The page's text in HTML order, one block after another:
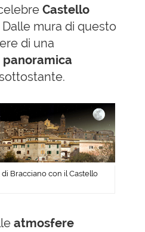
Castello
Dalle mura di questo
di una
Bracciano con il Castello
atmosfere